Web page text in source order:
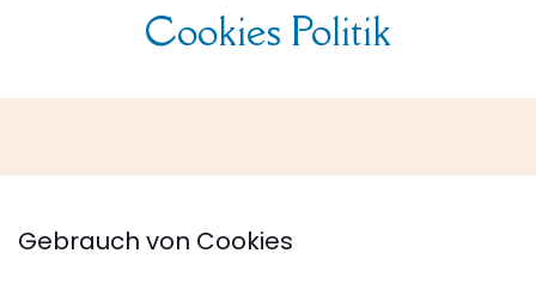
Cookies Politik
Gebrauch von Cookies